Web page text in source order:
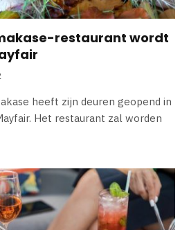
restaurant wordt
heeft zijn deuren geopend in
Het restaurant zal worden